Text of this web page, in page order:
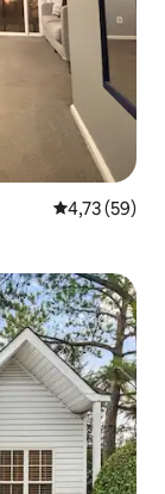
Средна
4,73 (59)